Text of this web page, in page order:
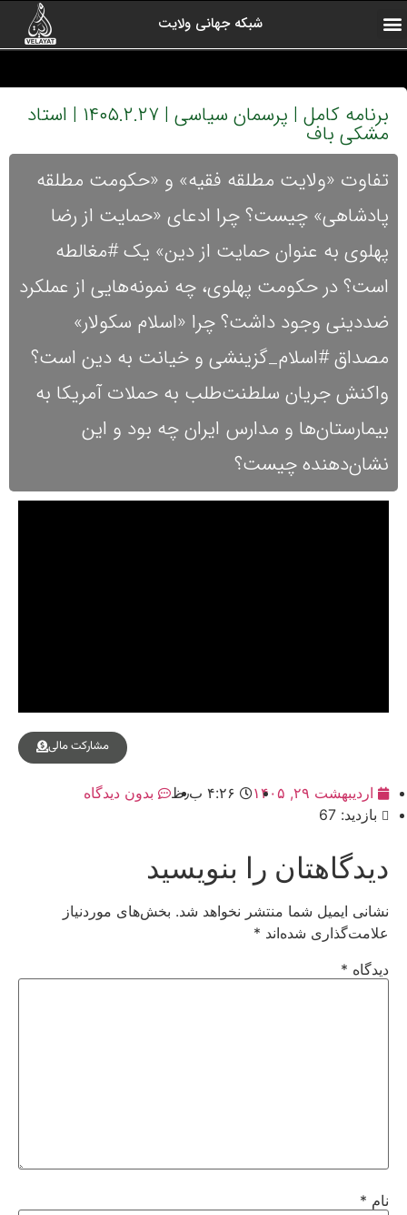
شبکه جهانی ولایت
برنامه کامل | پرسمان سیاسی | ۱۴۰۵.۲.۲۷ | استاد
مشکی باف
تفاوت «ولایت مطلقه فقیه» و «حکومت مطلقه
پادشاهی» چیست؟ چرا ادعای «حمایت از رضا
پهلوی به عنوان حمایت از دین» یک #مغالطه
است؟ در حکومت پهلوی، چه نمونه‌هایی از عملکرد
ضددینی وجود داشت؟ چرا «اسلام سکولار»
مصداق #اسلام_گزینشی و خیانت به دین است؟
واکنش جریان سلطنت‌طلب به حملات آمریکا به
بیمارستان‌ها و مدارس ایران چه بود و این
نشان‌دهنده چیست؟
مشارکت مالی
اردیبهشت ۲۹, ۱۴۰۵ ۴:۲۶ ب٫ظ
بدون دیدگاه
بازدید: 67
دیدگاهتان را بنویسید
نشانی ایمیل شما منتشر نخواهد شد. بخش‌های موردنیاز
علامت‌گذاری شده‌اند *
دیدگاه *
نام *